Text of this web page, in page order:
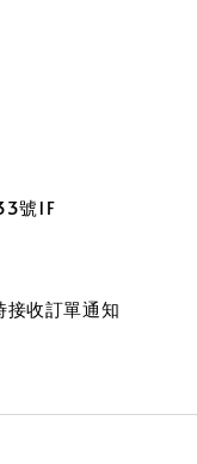
號1F
接收訂單通知